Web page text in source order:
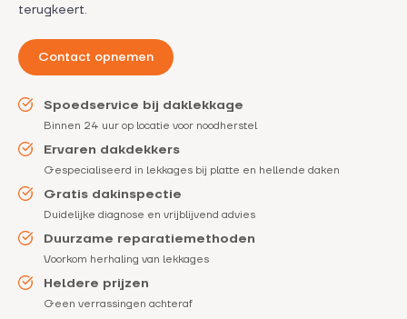
terugkeert.
Contact opnemen
Spoedservice bij daklekkage
Binnen 24 uur op locatie voor noodherstel
Ervaren dakdekkers
Gespecialiseerd in lekkages bij platte en hellende daken
Gratis dakinspectie
Duidelijke diagnose en vrijblijvend advies
Duurzame reparatiemethoden
Voorkom herhaling van lekkages
Heldere prijzen
Geen verrassingen achteraf